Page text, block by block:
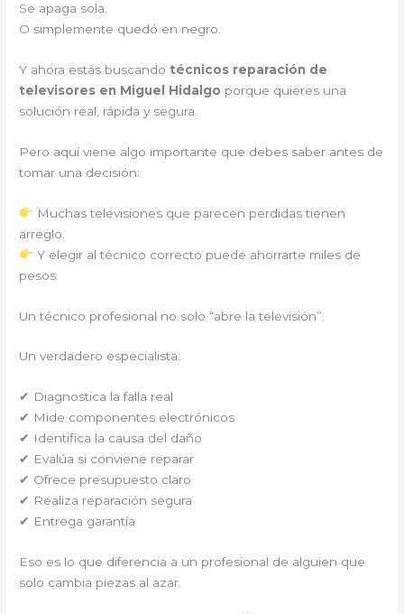
Se apaga sola.
O simplemente quedó en negro.
Y ahora estás buscando técnicos reparación de
televisores en Miguel Hidalgo porque quieres una
solución real, rápida y segura.
Pero aquí viene algo importante que debes saber antes de
tomar una decisión:
Muchas televisiones que parecen perdidas tienen
arreglo.
Y elegir al técnico correcto puede ahorrarte miles de
pesos.
Un técnico profesional no solo “abre la televisión”.
Un verdadero especialista:
✔ Diagnostica la falla real
✔ Mide componentes electrónicos
✔ Identifica la causa del daño
✔ Evalúa si conviene reparar
✔ Ofrece presupuesto claro
✔ Realiza reparación segura
✔ Entrega garantía
Eso es lo que diferencia a un profesional de alguien que
solo cambia piezas al azar.